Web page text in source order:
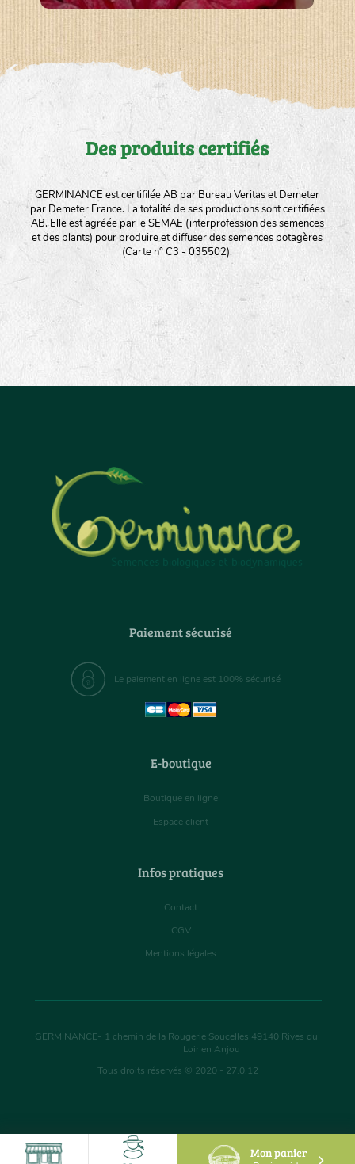
Mon panier
Des produits certifiés
GERMINANCE est certifilée AB par Bureau Veritas et Demeter
par Demeter France. La totalité de ses productions sont certifiées
AB. Elle est agréée par le SEMAE (interprofession des semences
et des plants) pour produire et diffuser des semences potagères
(Carte n° C3 - 035502).
Paiement sécurisé
Le paiement en ligne est 100% sécurisé
E-boutique
Boutique en ligne
Espace client
Infos pratiques
Contact
CGV
Mentions légales
GERMINANCE- 1 chemin de la Rougerie Soucelles 49140 Rives du
Loir en Anjou
Tous droits réservés © 2020 - 27.0.12